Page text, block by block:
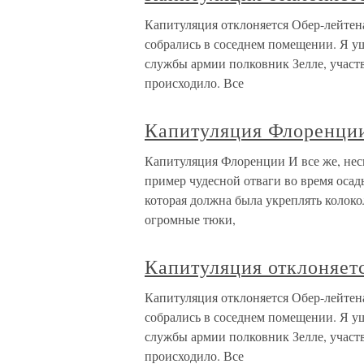
Капитуляция отклоняется Обер-
собрались в соседнем помещении. Я
службы армии полковник Зелле,
происходило. Все
Капитуляция
Капитуляция Флоренции И все же,
пример чудесной отваги во время
которая должна была укреплять
огромные тюки,
Капитуляция
Капитуляция отклоняется Обер-
собрались в соседнем помещении. Я
службы армии полковник Зелле,
происходило. Все